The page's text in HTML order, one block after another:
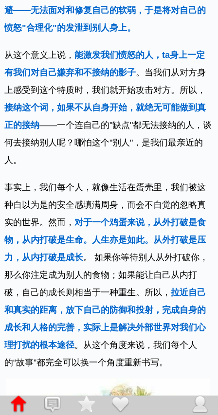
避——无法面对和修复自己的软弱，于是将对自己的
愤怒"合理化"的发泄到别人身上。
从这个意义上说，能激发我们愤怒的人，ta身上一定
有我们对自己嫌弃和不接纳的影子。当我们从对方身
上感受到这个特质时，我们就开始攻击对方。所以，
接纳这个词，如果不从自身开始，就绝无可能做到真
正的接纳——一个连自己的"缺点"都无法接纳的人，谈
何去接纳别人呢？哪怕这个"别人"，是我们最亲近的
人。
事实上，我们每个人，就像生活在蛋壳里，我们被这
种自以为是的安全感填满周身，而会不自觉的忽略真
实的世界。然而， 对于一个鸡蛋来说，从外打破是食
物，从内打破是生命。人生亦是如此。从外打破是压
力，从内打破是成长。 如果你等待别人从外打破你，
那么你注定成为别人的食物；如果能让自己从内打
破，自己的成长则相当于一种重生。所以，拉近自己
和真实的距离，放下自己的防御和投射，完成自身的
成长和人格的完善，实际上是解决外部世界对我们心
理打扰的根本途径。从这个角度来说，我们每个人
的“故事”都完全可以换一个角度重新书写。